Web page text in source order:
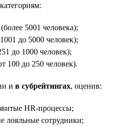
5001 человека);
до 5000 человек);
до 1000 человек);
100 до 250 человек).
и в субрейтингах, оценив:
HR-процессы;
лояльные сотрудники;